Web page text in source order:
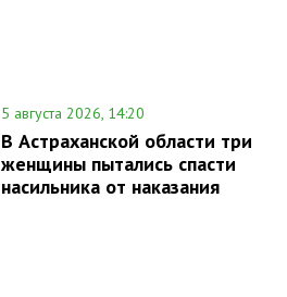
5 августа 2026, 14:20
В Астраханской области три
женщины пытались спасти
насильника от наказания